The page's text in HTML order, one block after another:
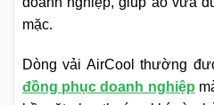
mặc.
Dòng vải AirCool thường
đồng phục doanh nghiệp